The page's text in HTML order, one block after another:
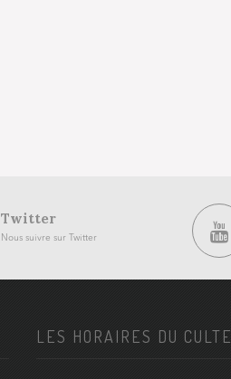
Twitter
Nous suivre sur Twitter
LES HORAIRES DU CULTE